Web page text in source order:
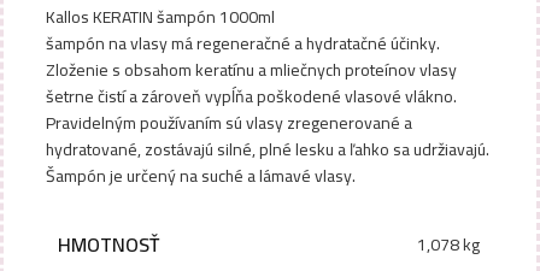
Kallos KERATIN šampón 1000ml
šampón na vlasy má regeneračné a hydratačné účinky.
Zloženie s obsahom keratínu a mliečnych proteínov vlasy
šetrne čistí a zároveň vypĺňa poškodené vlasové vlákno.
Pravidelným používaním sú vlasy zregenerované a
hydratované, zostávajú silné, plné lesku a ľahko sa udržiavajú.
Šampón je určený na suché a lámavé vlasy.
HMOTNOSŤ 1,078 kg